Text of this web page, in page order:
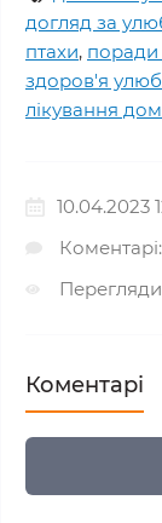
догляд за
птахи, поради
здоров'я
лікування
10.04.2023
Коментарі